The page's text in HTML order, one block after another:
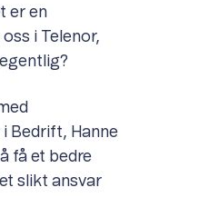
er en
i Telenor,
Bedrift, Hanne
få et bedre
slikt ansvar